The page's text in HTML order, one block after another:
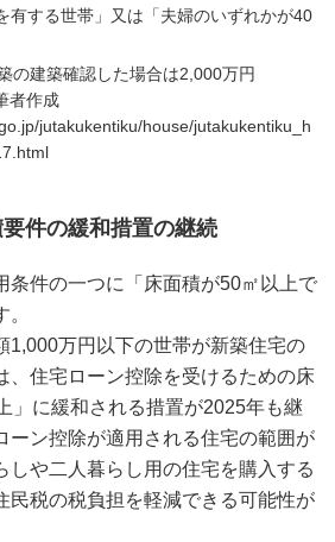
有する世帯」又は「夫婦のいずれかが40
の建築確認した場合は2,000万円
者作成
jutakukentiku/house/jutakukentiku_h
件の緩和措置の継続
条件の一つに「床面積が50㎡以上で
1,000万円以下の世帯が新築住宅の
、住宅ローン控除を受けるための床
」に緩和される措置が2025年も継
ーン控除が適用される住宅の範囲が
しや二人暮らし用の住宅を購入する
民税の税負担を軽減できる可能性が